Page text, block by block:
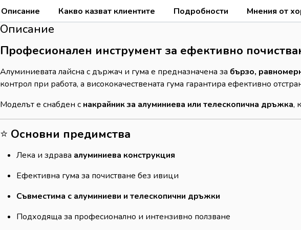
Описание Какво казват клиентите Подробности Мнения от
Описание
Професионален инструмент за ефективно
Алуминиевата лайсна с държач и гума е предназначена за бързо,
контрол при работа, а висококачествената гума гарантира ефективно
Моделът е снабден с накрайник за алуминиева или телескопична дръжка,
⭐ Основни предимства
Лека и здрава алуминиева конструкция
Ефективна гума за почистване без ивици
Съвместима с алуминиеви и телескопични дръжки
Подходяща за професионално и интензивно ползване